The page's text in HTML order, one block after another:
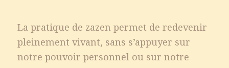
La pratique de zazen permet de redevenir
pleinement vivant, sans s’appuyer sur
notre pouvoir personnel ou sur notre